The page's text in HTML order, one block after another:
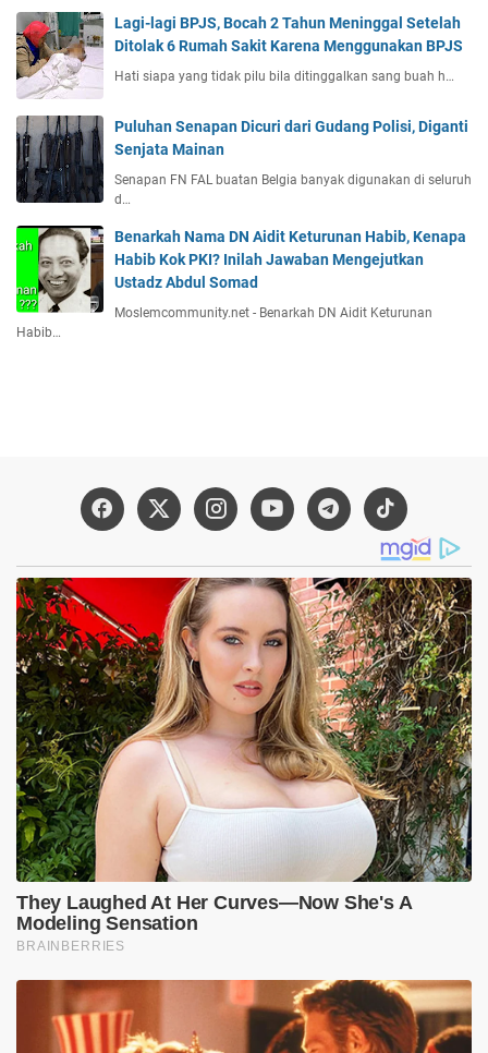
Lagi-lagi BPJS, Bocah 2 Tahun Meninggal Setelah
Ditolak 6 Rumah Sakit Karena Menggunakan BPJS
Hati siapa yang tidak pilu bila ditinggalkan sang buah h…
Puluhan Senapan Dicuri dari Gudang Polisi, Diganti
Senjata Mainan
Senapan FN FAL buatan Belgia banyak digunakan di seluruh
d…
Benarkah Nama DN Aidit Keturunan Habib, Kenapa
Habib Kok PKI? Inilah Jawaban Mengejutkan
Ustadz Abdul Somad
Moslemcommunity.net - Benarkah DN Aidit Keturunan
Habib…